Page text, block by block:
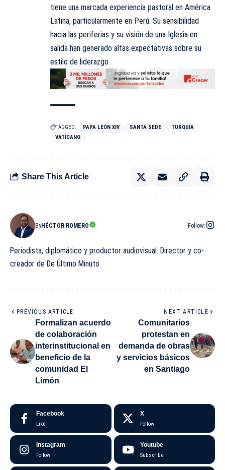
tiene una marcada experiencia pastoral en América
Latina, particularmente en Perú. Su sensibilidad
hacia las periferias y su visión de una Iglesia en
salida han generado altas expectativas sobre su
estilo de liderazgo.
TAGGED: PAPA LEÓN XIV SANTA SEDE
TURQUÍA
VATICANO
Share This Article
ByHÉCTOR ROMERO Follow:
Periodista, diplomático y productor audiovisual. Director y co-
creador de De Último Minuto.
PREVIOUS ARTICLE
Formalizan acuerdo
de colaboración
interinstitucional en
beneficio de la
comunidad El
Limón
NEXT ARTICLE
Comunitarios
protestan en
demanda de obras
y servicios básicos
en Santiago
Facebook
Like
X
Follow
Instagram
Follow
Youtube
Subscribe